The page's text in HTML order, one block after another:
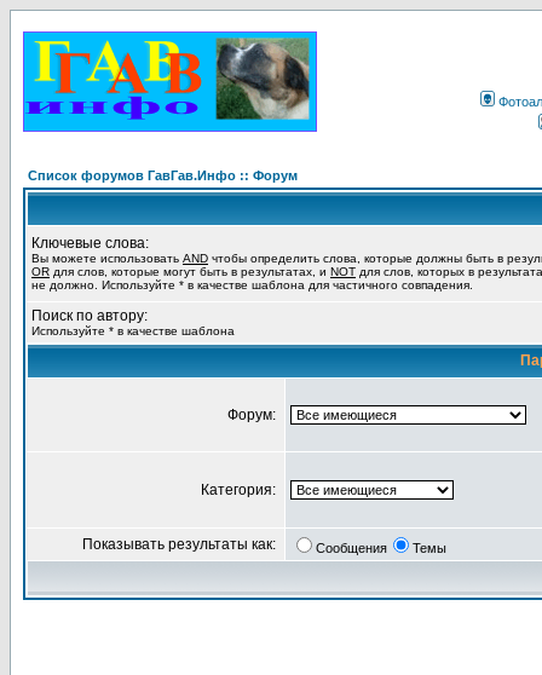
Список форумов ГавГав.Инфо :: Форум
Ключевые слова:
Вы можете использовать AND чтобы определить слова, которые должны быть в
OR для слов, которые могут быть в результатах, и NOT для слов, которых в
не должно. Используйте * в качестве шаблона для частичного совпадения.
Поиск по автору:
Используйте * в качестве шаблона
Форум:
Категория:
Показывать результаты как: Сообщения Темы